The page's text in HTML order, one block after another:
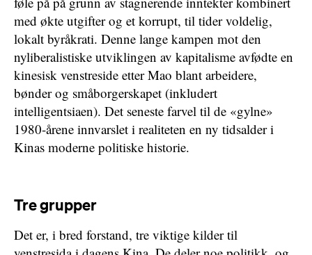
med økte utgifter og et korrupt, til tider voldelig,
lokalt byråkrati. Denne lange kampen mot den
nyliberalistiske utviklingen av kapitalisme avfødte en
kinesisk venstreside etter Mao blant arbeidere,
bønder og småborgerskapet (inkludert
intelligentsiaen). Det seneste farvel til de «gylne»
1980-årene innvarslet i realiteten en ny tidsalder i
Kinas moderne politiske historie.
Tre grupper
Det er, i bred forstand, tre viktige kilder til